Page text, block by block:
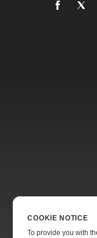
COOKIE NOTICE
To provide you with